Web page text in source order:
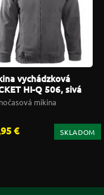
vychádzková
HI-Q 506, sivá
mikina
€ SKLADOM